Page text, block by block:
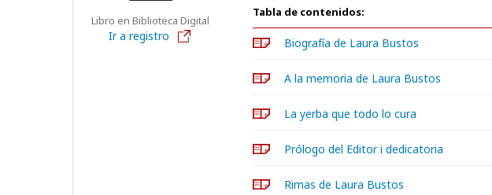
Libro en Biblioteca Digital
Ir a registro
Tabla de contenidos:
Biografía de Laura Bustos
A la memoria de Laura Bustos
La yerba que todo lo cura
Prólogo del Editor i dedicatoria
Rimas de Laura Bustos